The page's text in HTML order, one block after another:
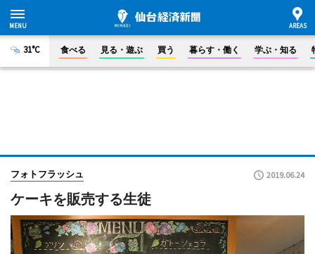
31°C 食べる 見る・遊ぶ 買う 暮らす・働く 学ぶ・知る
フォトフラッシュ 2019.06.24
ケーキを販売する生徒